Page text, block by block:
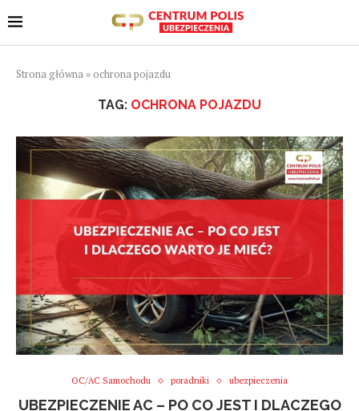
Strona główna » ochrona pojazdu
TAG: OCHRONA POJAZDU
OC/AC Samochodu poradniki ubezpieczenia
UBEZPIECZENIE AC – PO CO JEST I DLACZEGO